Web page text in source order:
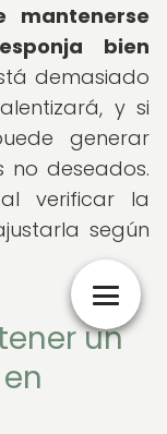
mantenerse
bien
demasiado
y si
generar
no deseados.
verificar la
según
un